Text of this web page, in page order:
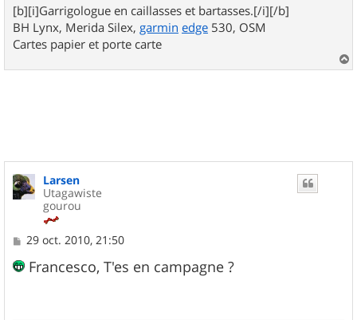
[b][i]Garrigologue en caillasses et bartasses.[/i][/b]
BH Lynx, Merida Silex, garmin edge 530, OSM
Cartes papier et porte carte
a
Larsen
Utagawiste
gourou
M
s
29 oct. 2010, 21:50
Francesco, T'es en campagne ?